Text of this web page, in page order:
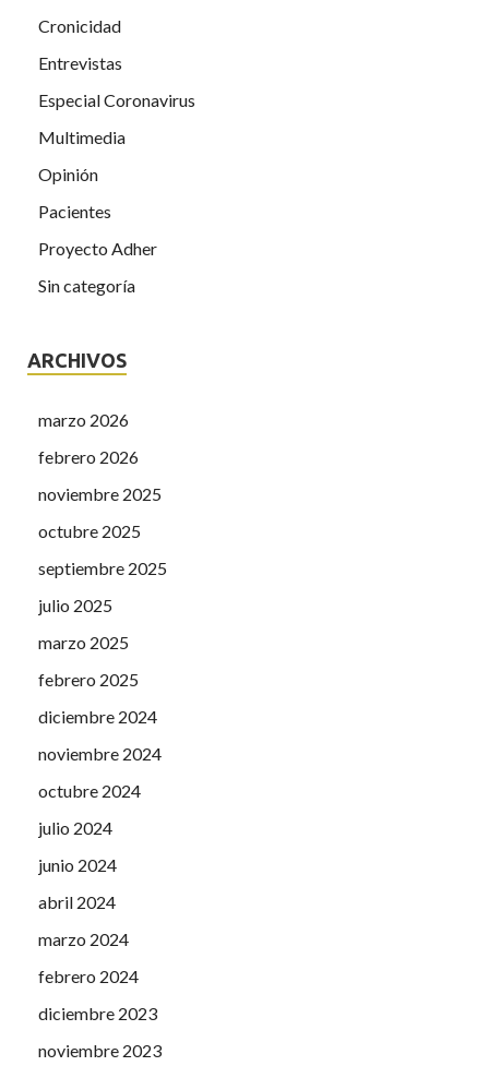
Cronicidad
Entrevistas
Especial Coronavirus
Multimedia
Opinión
Pacientes
Proyecto Adher
Sin categoría
ARCHIVOS
marzo 2026
febrero 2026
noviembre 2025
octubre 2025
septiembre 2025
julio 2025
marzo 2025
febrero 2025
diciembre 2024
noviembre 2024
octubre 2024
julio 2024
junio 2024
abril 2024
marzo 2024
febrero 2024
diciembre 2023
noviembre 2023